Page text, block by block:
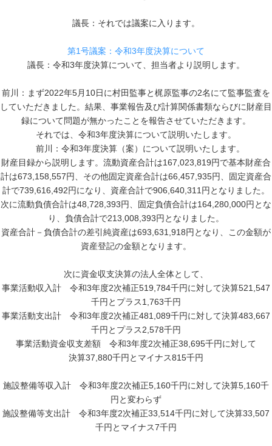
議長：それでは議案に入ります。
第1号議案：令和3年度決算について
議長：令和3年度決算について、担当者より説明します。
前川：まず2022年5月10日に村田監事と梶原監事の2名にて監事監査を
していただきました。結果、事業報告及び計算関係書類ならびに財産目
録について問題が無かったことを報告させていただきます。
それでは、令和3年度決算について説明いたします。
前川：令和3年度決算（案）について説明いたします。
財産目録から説明します。流動資産合計は167,023,819円で基本財産合
計は673,158,557円、その他固定資産合計は66,457,935円、固定資産合
計で739,616,492円になり、資産合計で906,640,311円となりました。
次に流動負債合計は48,728,393円、固定負債合計は164,280,000円とな
り、負債合計で213,008,393円となりました。
資産合計－負債合計の差引純資産は693,631,918円となり、この金額が
資産登記の金額となります。
次に資金収支決算の法人全体として、
事業活動収入計 令和3年度2次補正519,784千円に対して決算521,547
千円とプラス1,763千円
事業活動支出計 令和3年度2次補正481,089千円に対して決算483,667
千円とプラス2,578千円
事業活動資金収支差額 令和3年度2次補正38,695千円に対して
決算37,880千円とマイナス815千円
施設整備等収入計 令和3年度2次補正5,160千円に対して決算5,160千
円と変わらず
施設整備等支出計 令和3年度2次補正33,514千円に対して決算33,507
千円とマイナス7千円